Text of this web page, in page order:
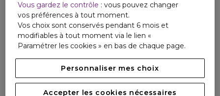
Vous gardez le contrôle : vous pouvez changer
vos préférences à tout moment.
Vos choix sont conservés pendant 6 mois et
modifiables à tout moment via le lien «
Paramétrer les cookies » en bas de chaque page.
Personnaliser mes choix
Accepter les cookies nécessaires